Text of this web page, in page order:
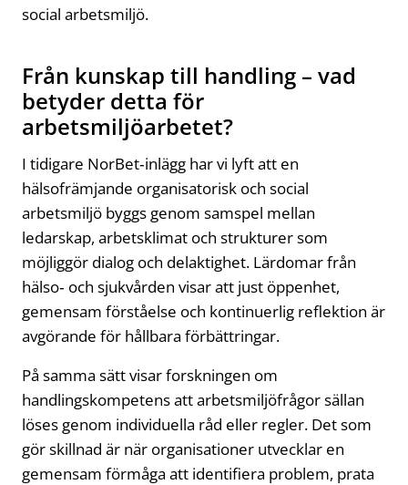
social arbetsmiljö.
Från kunskap till handling – vad
betyder detta för
arbetsmiljöarbetet?
I tidigare NorBet‑inlägg har vi lyft att en
hälsofrämjande organisatorisk och social
arbetsmiljö byggs genom samspel mellan
ledarskap, arbetsklimat och strukturer som
möjliggör dialog och delaktighet. Lärdomar från
hälso‑ och sjukvården visar att just öppenhet,
gemensam förståelse och kontinuerlig reflektion är
avgörande för hållbara förbättringar.
På samma sätt visar forskningen om
handlingskompetens att arbetsmiljöfrågor sällan
löses genom individuella råd eller regler. Det som
gör skillnad är när organisationer utvecklar en
gemensam förmåga att identifiera problem, prata